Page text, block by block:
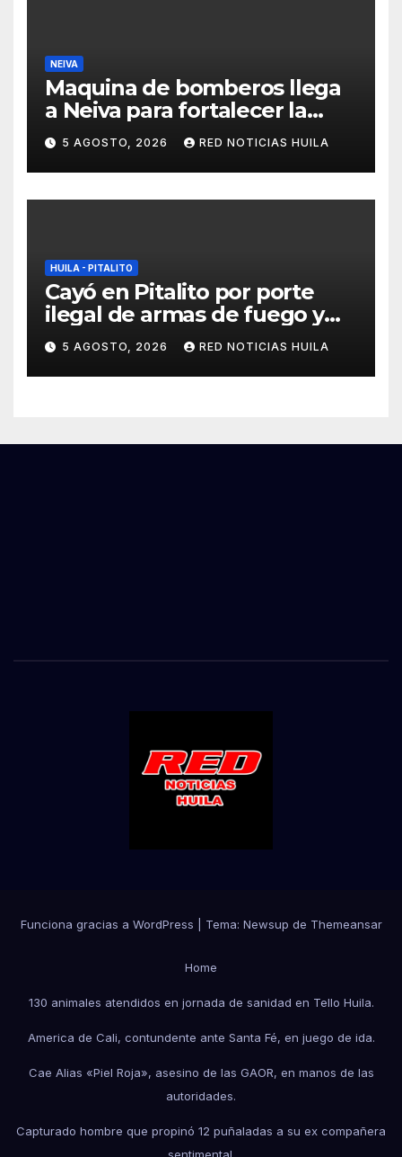
NEIVA
Maquina de bomberos llega
a Neiva para fortalecer la
asistencia en las
emergencias ocasionadas
por el fenómeno del niño
5 AGOSTO, 2026 RED NOTICIAS HUILA
HUILA - PITALITO
Cayó en Pitalito por porte
ilegal de armas de fuego y
tráfico de estupefacientes
5 AGOSTO, 2026 RED NOTICIAS HUILA
Funciona gracias a WordPress Tema: Newsup de Themeansar
Home
130 animales atendidos en jornada de sanidad en Tello Huila.
America de Cali, contundente ante Santa Fé, en juego de ida.
Cae Alias «Piel Roja», asesino de las GAOR, en manos de las
autoridades.
Capturado hombre que propinó 12 puñaladas a su ex compañera
sentimental.